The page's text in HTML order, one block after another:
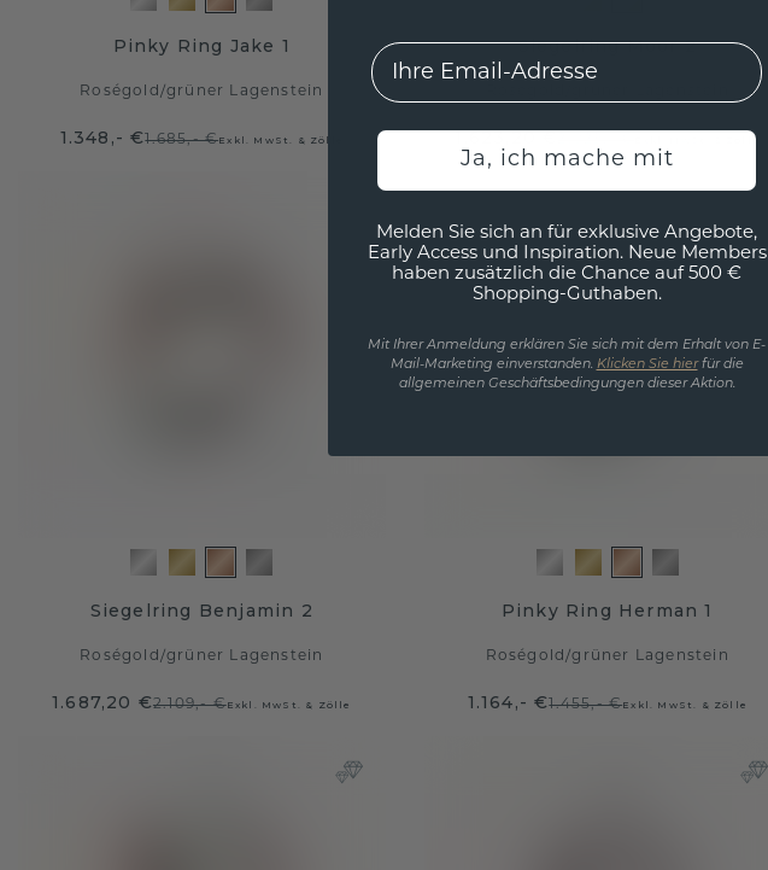
Pinky Ring Jake 1
Roségold /grüner Lagenstein
1.348,- €1.685,- €Exkl. MwSt. & Zölle
Siegelring Moor 2
1.623,20 € Exkl. MwSt. & Zölle
Siegelring Benjamin 2
Roségold /grüner Lagenstein
1.687,20 €2.109,- €Exkl. MwSt. & Zölle
Pinky Ring Herman 1
Roségold/grüner Lagenstein
1.164,- €1.455,- €Exkl. MwSt. & Zölle
EMail
Ja, ich mache mit
Melden Sie sich an für exklusive Angebote,
Early Access und Inspiration. Neue Members
haben zusätzlich die Chance auf 500 €
Shopping-Guthaben.
Mit Ihrer Anmeldung erklären Sie sich mit dem Erhalt von E-
Mail-Marketing einverstanden. Klicken Sie hierfür die
allgemeinen Geschäftsbedingungen dieser Aktion.